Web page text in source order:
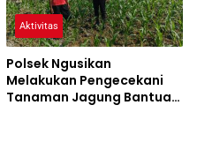
Aktivitas
Polsek Ngusikan
Melakukan Pengecekani
Tanaman Jagung Bantuan